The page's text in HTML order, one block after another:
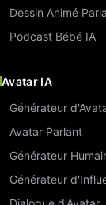
Dessin Animé
Podcast Bébé IA
Avatar IA
Générateur
Avatar Parlant
Générateur
Générateur